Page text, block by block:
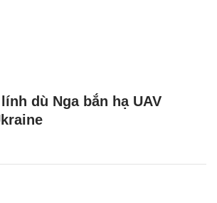
dù Nga bắn hạ UAV